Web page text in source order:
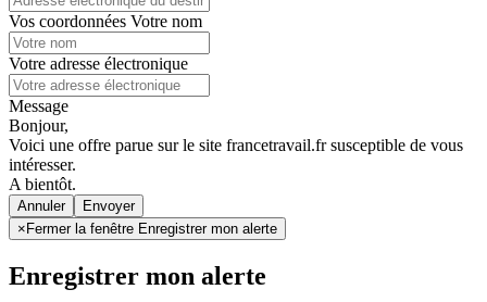
Vos coordonnées Votre nom
Votre adresse électronique
Message
Bonjour,
Voici une offre parue sur le site francetravail.fr susceptible de vous
intéresser.
A bientôt.
Annuler
× Fermer la fenêtre Enregistrer mon alerte
Enregistrer mon alerte